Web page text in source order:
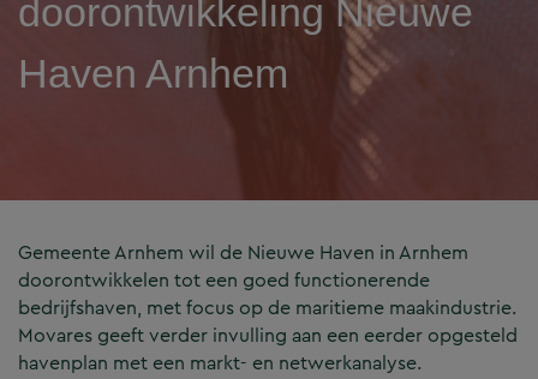
doorontwikkeling Nieuwe
Haven Arnhem
Gemeente Arnhem wil de Nieuwe Haven in Arnhem
doorontwikkelen tot een goed functionerende
bedrijfshaven, met focus op de maritieme maakindustrie.
Movares geeft verder invulling aan een eerder opgesteld
havenplan met een markt- en netwerkanalyse.